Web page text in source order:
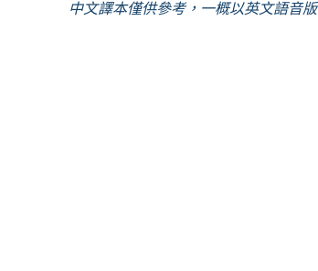
中文譯本僅供參考，一概以英文語音